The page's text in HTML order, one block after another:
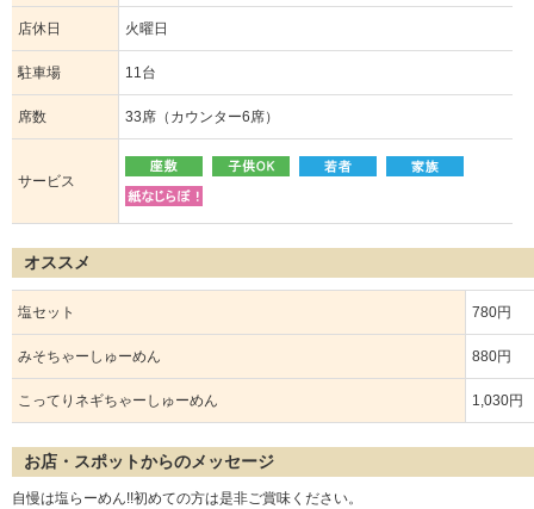
店休日 火曜日
駐車場 11台
席数 33席（カウンター6席）
サービス
オススメ
塩セット 780円
みそちゃーしゅーめん 880円
こってりネギちゃーしゅーめん 1,030円
お店・スポットからのメッセージ
自慢は塩らーめん!!初めての方は是非ご賞味ください。